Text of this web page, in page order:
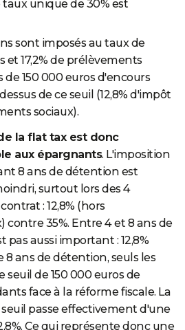
unique de 30% est
sont imposés au taux de
et 17,2% de prélèvements
de 150 000 euros d'encours
de ce seuil (12,8% d'impôt
sociaux).
la flat tax est donc
aux épargnants. L'imposition
8 ans de détention est
surtout lors des 4
: 12,8% (hors
contre 35%. Entre 4 et 8 ans de
aussi important : 12,8%
8 ans de détention, seuls les
de 150 000 euros de
face à la réforme fiscale. La
passe effectivement d'une
Ce qui représente donc une